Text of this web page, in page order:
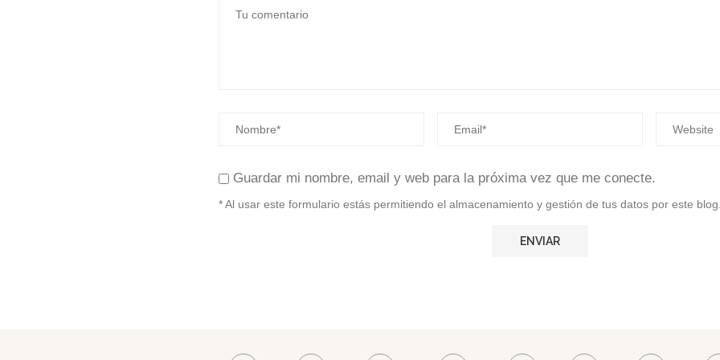
Guardar mi nombre, email y web para la próxima vez que me conecte.
* Al usar este formulario estás permitiendo el almacenamiento y gestión de tus datos por este